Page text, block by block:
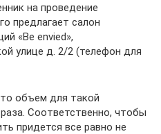
на проведение
предлагает салон
«Be envied»,
улице д. 2/2 (телефон для
объем для такой
Соответственно, чтобы
придется все равно не